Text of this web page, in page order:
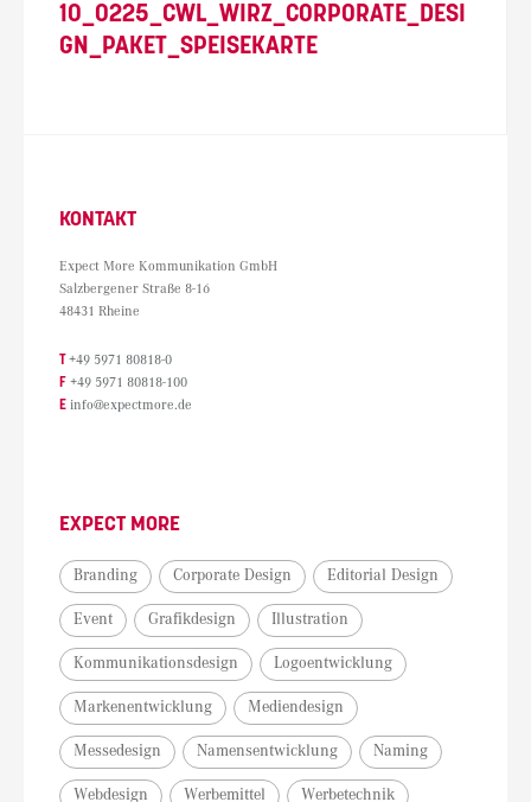
10_0225_CWL_WIRZ_CORPORATE_DESI
GN_PAKET_SPEISEKARTE
KONTAKT
Expect More Kommunikation GmbH
Salzbergener Straße 8-16
48431 Rheine
T +49 5971 80818-0
F +49 5971 80818-100
E info@expectmore.de
EXPECT MORE
Branding Corporate Design Editorial Design
Event Grafikdesign Illustration
Kommunikationsdesign Logoentwicklung
Markenentwicklung Mediendesign
Messedesign Namensentwicklung Naming
Webdesign Werbemittel Werbetechnik